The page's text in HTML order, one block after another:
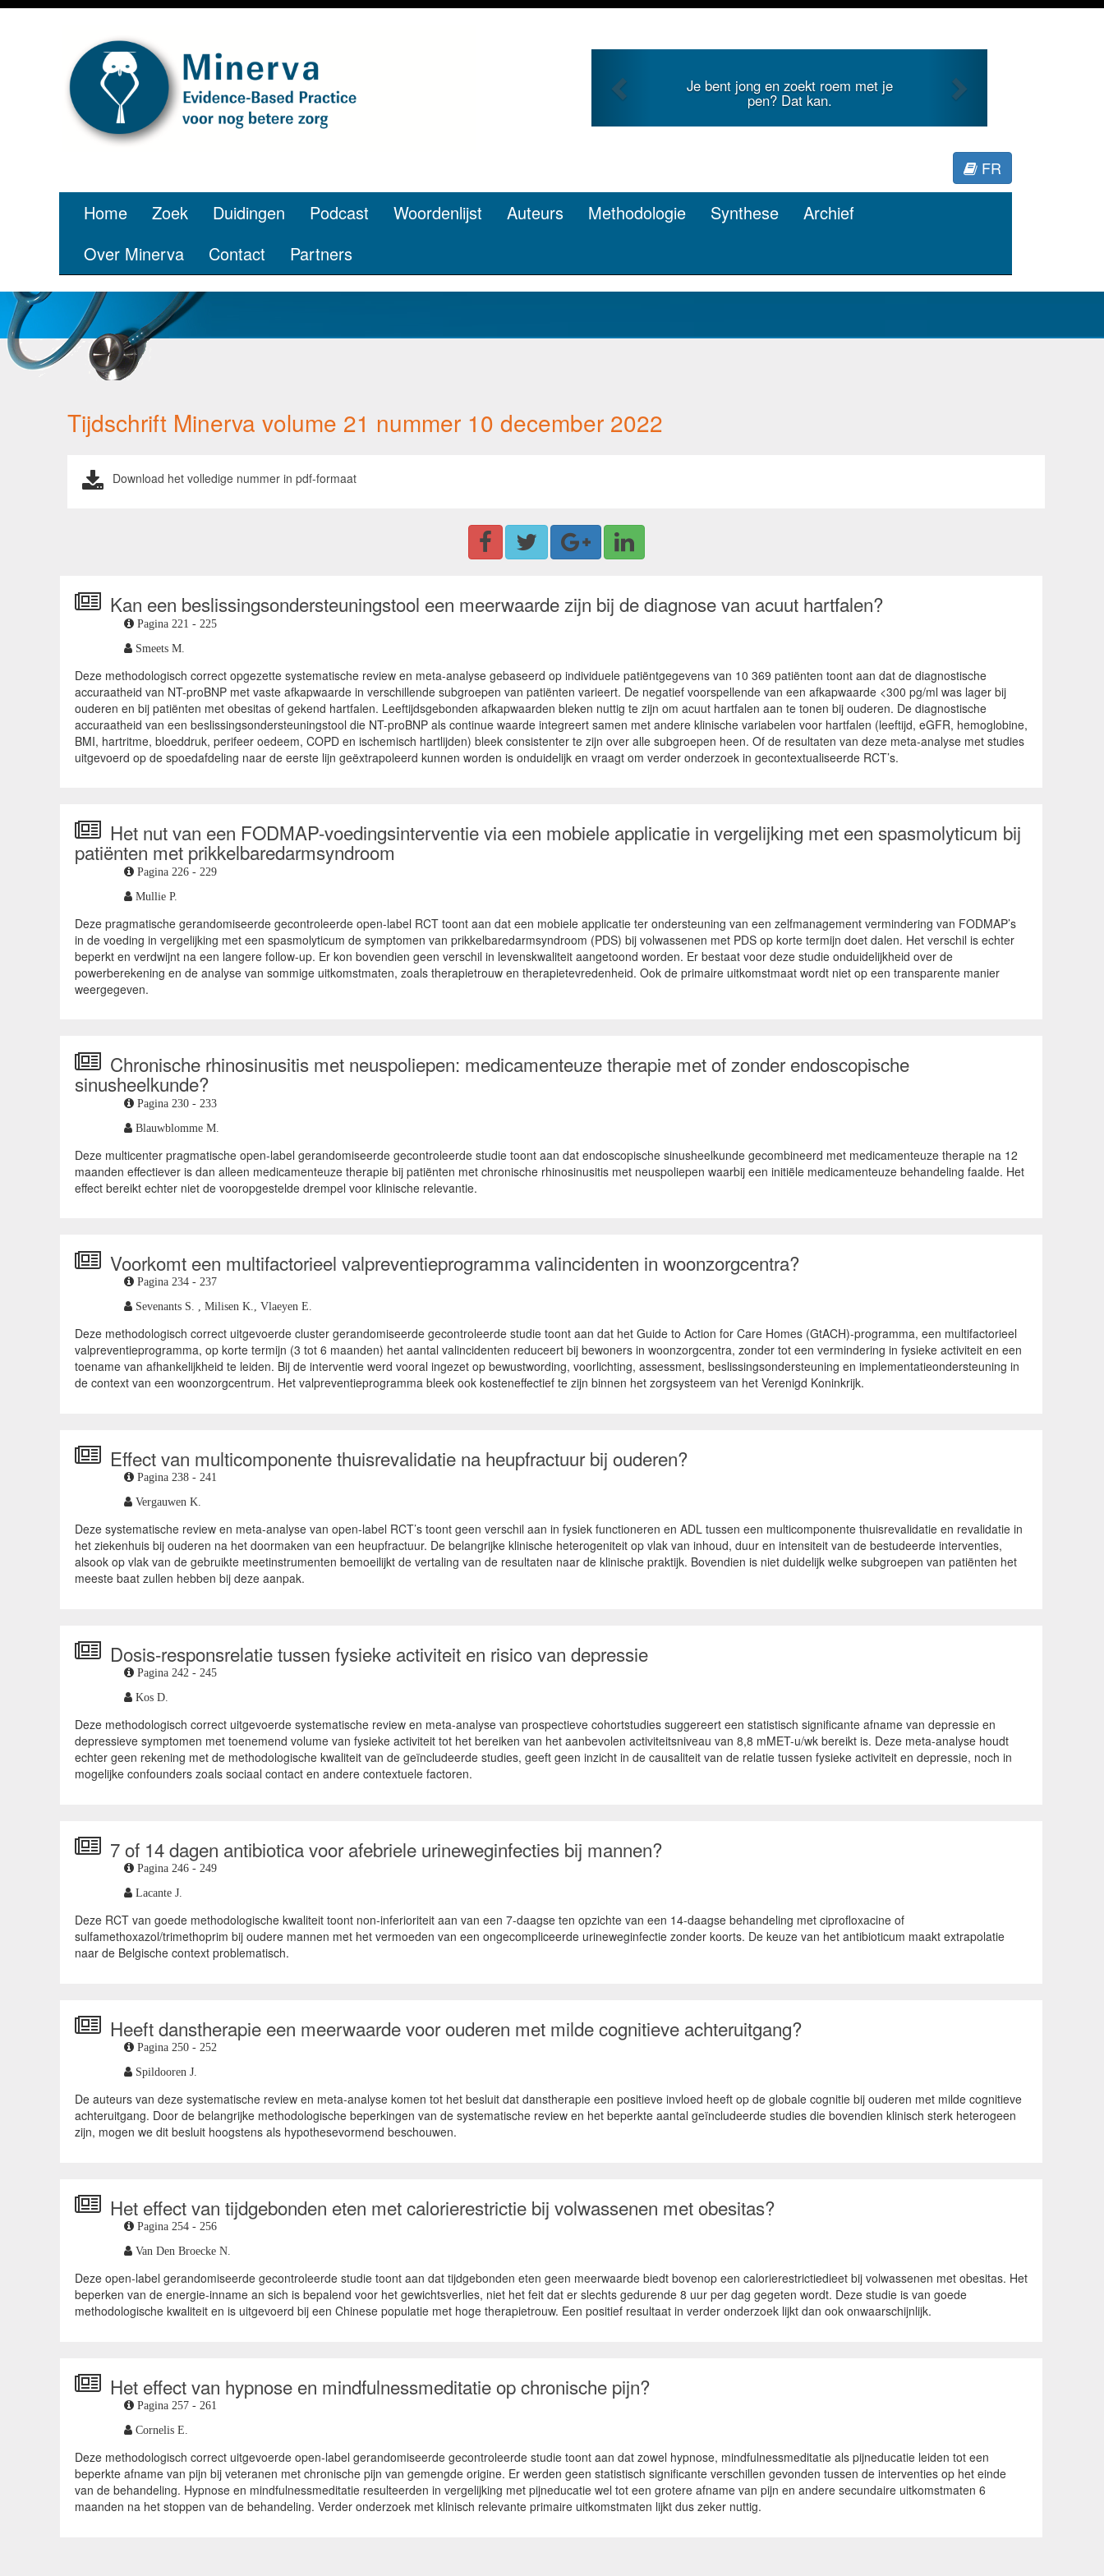
Je bent jong en zoekt roem met je
pen? Dat kan.
FR
Home Zoek Duidingen Podcast Woordenlijst Auteurs Methodologie Synthese
Archief
Over Minerva
Contact Partners
Tijdschrift Minerva volume 21 nummer 10 december 2022
Download het volledige nummer in pdf-formaat
Kan een beslissingsondersteuningstool een meerwaarde zijn bij de diagnose van acuut hartfalen?
Pagina 221 - 225
Smeets M.
Deze methodologisch correct opgezette systematische review en meta-analyse gebaseerd op individuele patiëntgegevens van 10 369 patiënten toont aan dat de diagnostische
accuraatheid van NT-proBNP met vaste afkapwaarde in verschillende subgroepen van patiënten varieert. De negatief voorspellende van een afkapwaarde <300 pg/ml was lager bij
ouderen en bij patiënten met obesitas of gekend hartfalen. Leeftijdsgebonden afkapwaarden bleken nuttig te zijn om acuut hartfalen aan te tonen bij ouderen. De diagnostische
accuraatheid van een beslissingsondersteuningstool die NT-proBNP als continue waarde integreert samen met andere klinische variabelen voor hartfalen (leeftijd, eGFR, hemoglobine,
BMI, hartritme, bloeddruk, perifeer oedeem, COPD en ischemisch hartlijden) bleek consistenter te zijn over alle subgroepen heen. Of de resultaten van deze meta-analyse met studies
uitgevoerd op de spoedafdeling naar de eerste lijn geëxtrapoleerd kunnen worden is onduidelijk en vraagt om verder onderzoek in gecontextualiseerde RCT’s.
Het nut van een FODMAP-voedingsinterventie via een mobiele applicatie in vergelijking met een spasmolyticum bij
patiënten met prikkelbaredarmsyndroom
Pagina 226 - 229
Mullie P.
Deze pragmatische gerandomiseerde gecontroleerde open-label RCT toont aan dat een mobiele applicatie ter ondersteuning van een zelfmanagement vermindering van FODMAP’s
in de voeding in vergelijking met een spasmolyticum de symptomen van prikkelbaredarmsyndroom (PDS) bij volwassenen met PDS op korte termijn doet dalen. Het verschil is echter
beperkt en verdwijnt na een langere follow-up. Er kon bovendien geen verschil in levenskwaliteit aangetoond worden. Er bestaat voor deze studie onduidelijkheid over de
powerberekening en de analyse van sommige uitkomstmaten, zoals therapietrouw en therapietevredenheid. Ook de primaire uitkomstmaat wordt niet op een transparente manier
weergegeven.
Chronische rhinosinusitis met neuspoliepen: medicamenteuze therapie met of zonder endoscopische
sinusheelkunde?
Pagina 230 - 233
Blauwblomme M.
Deze multicenter pragmatische open-label gerandomiseerde gecontroleerde studie toont aan dat endoscopische sinusheelkunde gecombineerd met medicamenteuze therapie na 12
maanden effectiever is dan alleen medicamenteuze therapie bij patiënten met chronische rhinosinusitis met neuspoliepen waarbij een initiële medicamenteuze behandeling faalde. Het
effect bereikt echter niet de vooropgestelde drempel voor klinische relevantie.
Voorkomt een multifactorieel valpreventieprogramma valincidenten in woonzorgcentra?
Pagina 234 - 237
Sevenants S. , Milisen K., Vlaeyen E.
Deze methodologisch correct uitgevoerde cluster gerandomiseerde gecontroleerde studie toont aan dat het Guide to Action for Care Homes (GtACH)-programma, een multifactorieel
valpreventieprogramma, op korte termijn (3 tot 6 maanden) het aantal valincidenten reduceert bij bewoners in woonzorgcentra, zonder tot een vermindering in fysieke activiteit en een
toename van afhankelijkheid te leiden. Bij de interventie werd vooral ingezet op bewustwording, voorlichting, assessment, beslissingsondersteuning en implementatieondersteuning in
de context van een woonzorgcentrum. Het valpreventieprogramma bleek ook kosteneffectief te zijn binnen het zorgsysteem van het Verenigd Koninkrijk.
Effect van multicomponente thuisrevalidatie na heupfractuur bij ouderen?
Pagina 238 - 241
Vergauwen K.
Deze systematische review en meta-analyse van open-label RCT’s toont geen verschil aan in fysiek functioneren en ADL tussen een multicomponente thuisrevalidatie en revalidatie in
het ziekenhuis bij ouderen na het doormaken van een heupfractuur. De belangrijke klinische heterogeniteit op vlak van inhoud, duur en intensiteit van de bestudeerde interventies,
alsook op vlak van de gebruikte meetinstrumenten bemoeilijkt de vertaling van de resultaten naar de klinische praktijk. Bovendien is niet duidelijk welke subgroepen van patiënten het
meeste baat zullen hebben bij deze aanpak.
Dosis-responsrelatie tussen fysieke activiteit en risico van depressie
Pagina 242 - 245
Kos D.
Deze methodologisch correct uitgevoerde systematische review en meta-analyse van prospectieve cohortstudies suggereert een statistisch significante afname van depressie en
depressieve symptomen met toenemend volume van fysieke activiteit tot het bereiken van het aanbevolen activiteitsniveau van 8,8 mMET-u/wk bereikt is. Deze meta-analyse houdt
echter geen rekening met de methodologische kwaliteit van de geïncludeerde studies, geeft geen inzicht in de causaliteit van de relatie tussen fysieke activiteit en depressie, noch in
mogelijke confounders zoals sociaal contact en andere contextuele factoren.
7 of 14 dagen antibiotica voor afebriele urineweginfecties bij mannen?
Pagina 246 - 249
Lacante J.
Deze RCT van goede methodologische kwaliteit toont non-inferioriteit aan van een 7-daagse ten opzichte van een 14-daagse behandeling met ciprofloxacine of
sulfamethoxazol/trimethoprim bij oudere mannen met het vermoeden van een ongecompliceerde urineweginfectie zonder koorts. De keuze van het antibioticum maakt extrapolatie
naar de Belgische context problematisch.
Heeft danstherapie een meerwaarde voor ouderen met milde cognitieve achteruitgang?
Pagina 250 - 252
Spildooren J.
De auteurs van deze systematische review en meta-analyse komen tot het besluit dat danstherapie een positieve invloed heeft op de globale cognitie bij ouderen met milde cognitieve
achteruitgang. Door de belangrijke methodologische beperkingen van de systematische review en het beperkte aantal geïncludeerde studies die bovendien klinisch sterk heterogeen
zijn, mogen we dit besluit hoogstens als hypothesevormend beschouwen.
Het effect van tijdgebonden eten met calorierestrictie bij volwassenen met obesitas?
Pagina 254 - 256
Van Den Broecke N.
Deze open-label gerandomiseerde gecontroleerde studie toont aan dat tijdgebonden eten geen meerwaarde biedt bovenop een calorierestrictiedieet bij volwassenen met obesitas. Het
beperken van de energie-inname an sich is bepalend voor het gewichtsverlies, niet het feit dat er slechts gedurende 8 uur per dag gegeten wordt. Deze studie is van goede
methodologische kwaliteit en is uitgevoerd bij een Chinese populatie met hoge therapietrouw. Een positief resultaat in verder onderzoek lijkt dan ook onwaarschijnlijk.
Het effect van hypnose en mindfulnessmeditatie op chronische pijn?
Pagina 257 - 261
Cornelis E.
Deze methodologisch correct uitgevoerde open-label gerandomiseerde gecontroleerde studie toont aan dat zowel hypnose, mindfulnessmeditatie als pijneducatie leiden tot een
beperkte afname van pijn bij veteranen met chronische pijn van gemengde origine. Er werden geen statistisch significante verschillen gevonden tussen de interventies op het einde
van de behandeling. Hypnose en mindfulnessmeditatie resulteerden in vergelijking met pijneducatie wel tot een grotere afname van pijn en andere secundaire uitkomstmaten 6
maanden na het stoppen van de behandeling. Verder onderzoek met klinisch relevante primaire uitkomstmaten lijkt dus zeker nuttig.